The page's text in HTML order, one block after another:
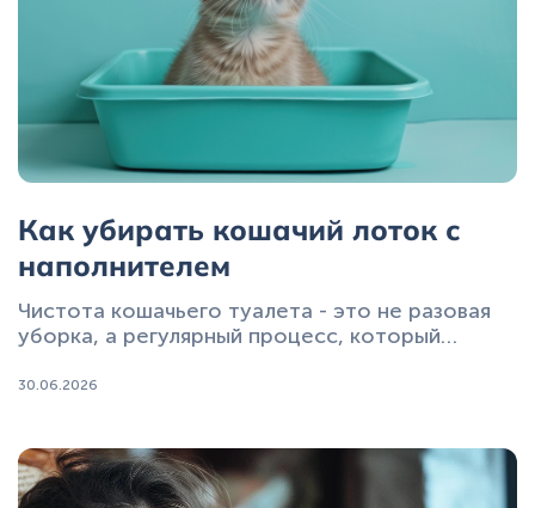
Как убирать кошачий лоток с
наполнителем
Чистота кошачьего туалета - это не разовая
уборка, а регулярный процесс, который
атмосферу в доме. Даже самый спокойный и
или неприятно пахнет.
30.06.2026